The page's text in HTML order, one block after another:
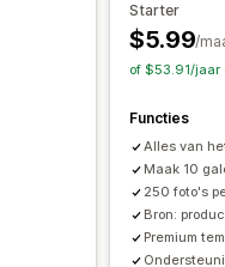
Meerdere talen
Starter
$5.99/
of $53.91/jaar
Functies
Alles van
Maak 10
250 foto's
Bron:
Premium